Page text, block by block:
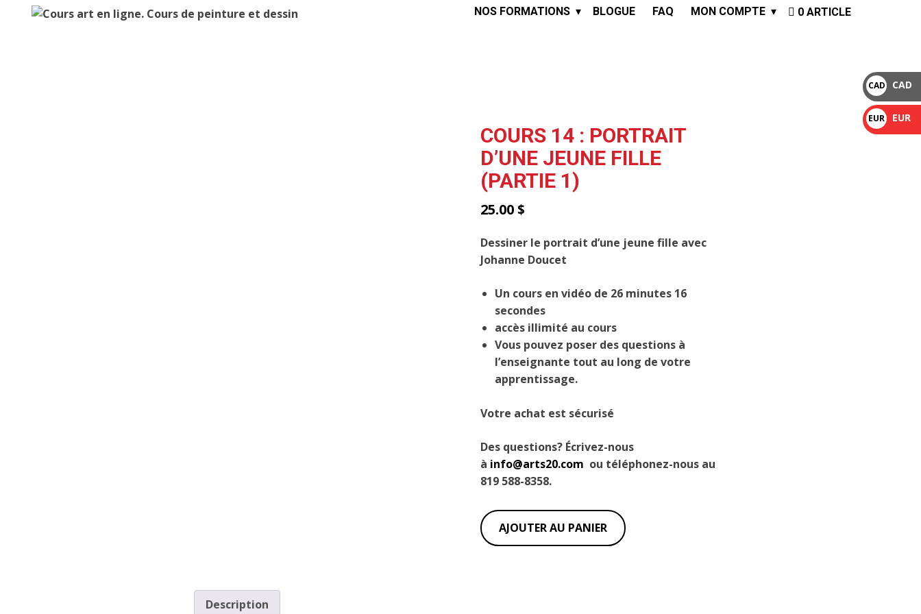
NOS FORMATIONS BLOGUE FAQ MON COMPTE 0 ARTICLE
COURS 14 : PORTRAIT
D’UNE JEUNE FILLE
(PARTIE 1)
25.00$
Dessiner le portrait d’une jeune fille avec
Johanne Doucet
Un cours en vidéo de 26 minutes 16
secondes
accès illimité au cours
Vous pouvez poser des questions à
l’enseignante tout au long de votre
apprentissage.
Votre achat est sécurisé
Des questions? Écrivez-nous
à info@arts20.com ou téléphonez-nous au
819 588-8358.
quantité
de
Cours
AJOUTER AU PANIER
Description
CAD
$
CAD
EUR
€
EUR